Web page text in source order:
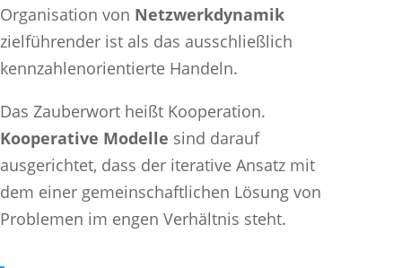
Organisation von Netzwerkdynamik
zielführender ist als das ausschließlich
kennzahlenorientierte Handeln.
Das Zauberwort heißt Kooperation.
Kooperative Modelle sind darauf
ausgerichtet, dass der iterative Ansatz mit
dem einer gemeinschaftlichen Lösung von
Problemen im engen Verhältnis steht.